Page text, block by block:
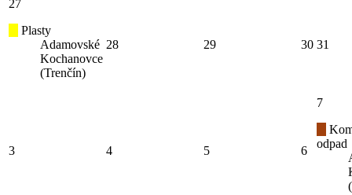
27
Plasty
Adamovské
Kochanovce
(Trenčín)
28 29 30 31
3 4 5 6
7
odpad